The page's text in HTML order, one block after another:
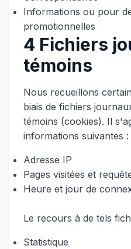
Informations ou pour
promotionnelles
4 Fichiers
témoins
Nous recueillons
biais de fichiers
témoins (cookies). Il
informations suivantes :
Adresse IP
Pages visitées et
Heure et jour de
Le recours à de tels
Statistique